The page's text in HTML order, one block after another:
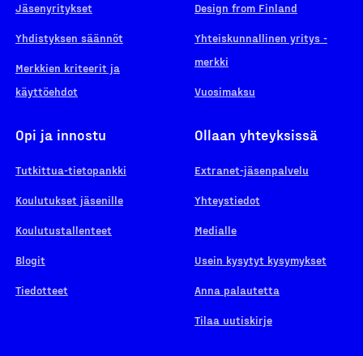
Jäsenyritykset
Yhdistyksen säännöt
Merkkien kriteerit ja
käyttöehdot
Design from Finland
Yhteiskunnallinen yritys -
merkki
Vuosimaksu
Opi ja innostu
Tutkittua-tietopankki
Koulutukset jäsenille
Koulutustallenteet
Blogit
Tiedotteet
Ollaan yhteyksissä
Extranet-jäsenpalvelu
Yhteystiedot
Medialle
Usein kysytyt kysymykset
Anna palautetta
Tilaa uutiskirje